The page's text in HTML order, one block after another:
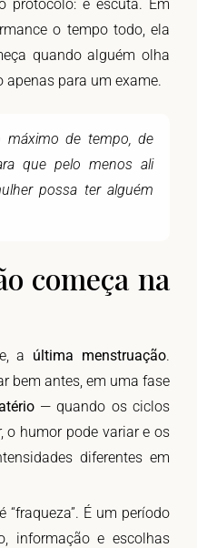
protocolo: é escuta. Em
o tempo todo, ela
quando alguém olha
para um exame.
máximo de tempo, de
que pelo menos ali
possa ter alguém
começa na
a última menstruação.
bem antes, em uma fase
— quando os ciclos
o humor pode variar e os
diferentes em
É um período
informação e escolhas